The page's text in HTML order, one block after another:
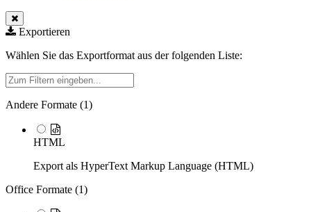
Exportieren
Wählen Sie das Exportformat aus der folgenden Liste:
Filter
Andere Formate (1)
HTML
Export als HyperText Markup Language (HTML)
Office Formate (1)